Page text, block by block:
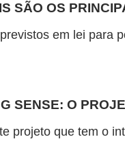
SÃO OS
em lei para
SENSE: O
projeto que tem o